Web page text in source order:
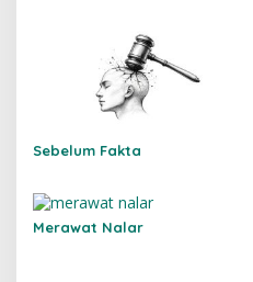
Sebelum Fakta
Merawat Nalar